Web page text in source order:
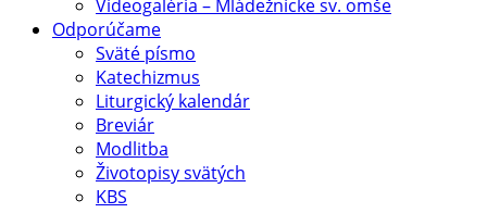
Videogaléria – Mládežnícke sv. omše
Odporúčame
Sväté písmo
Katechizmus
Liturgický kalendár
Breviár
Modlitba
Životopisy svätých
KBS